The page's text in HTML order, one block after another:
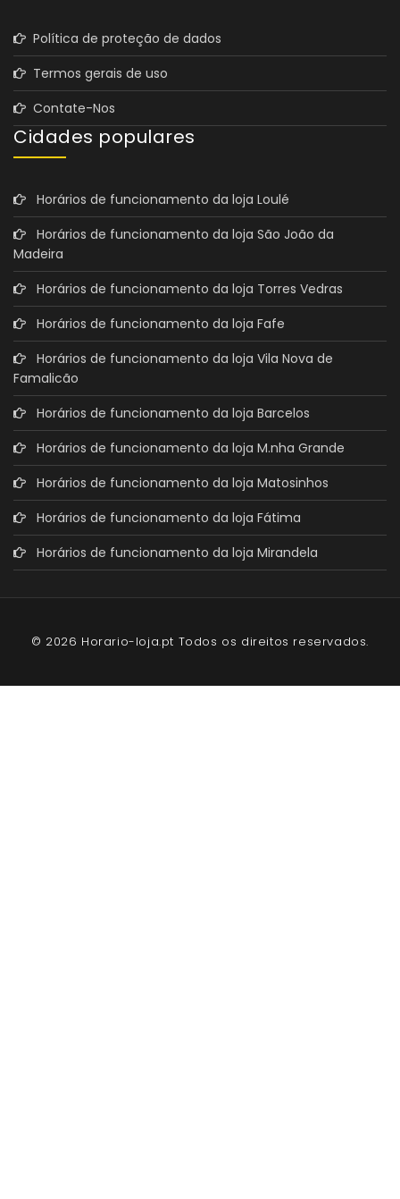
Política de proteção de dados
Termos gerais de uso
Contate-Nos
Cidades populares
Horários de funcionamento da loja Loulé
Horários de funcionamento da loja São João da
Madeira
Horários de funcionamento da loja Torres Vedras
Horários de funcionamento da loja Fafe
Horários de funcionamento da loja Vila Nova de
Famalicão
Horários de funcionamento da loja Barcelos
Horários de funcionamento da loja M.nha Grande
Horários de funcionamento da loja Matosinhos
Horários de funcionamento da loja Fátima
Horários de funcionamento da loja Mirandela
© 2026 Horario-loja.pt Todos os direitos reservados.